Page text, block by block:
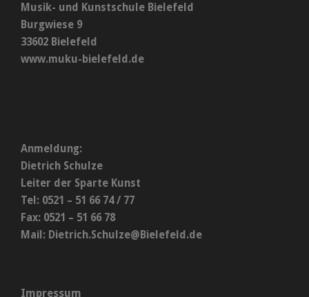
Musik- und Kunstschule Bielefeld
Burgwiese 9
33602 Bielefeld
www.muku-bielefeld.de
Anmeldung:
Dietrich Schulze
Leiter der Sparte Kunst
Tel: 0521 – 51 66 74 / 77
Fax: 0521 – 51 66 78
Mail: Dietrich.Schulze@Bielefeld.de
Impressum